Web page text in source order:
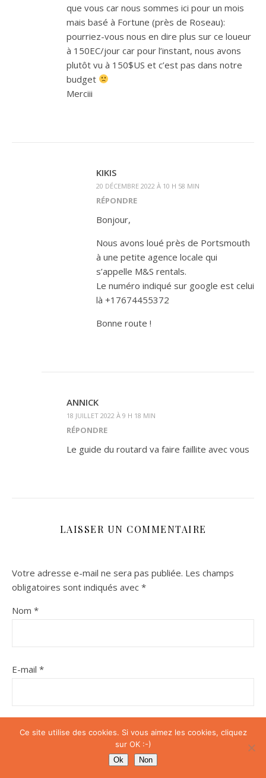
que vous car nous sommes ici pour un mois
mais basé à Fortune (près de Roseau):
pourriez-vous nous en dire plus sur ce loueur
à 150EC/jour car pour l’instant, nous avons
plutôt vu à 150$US et c’est pas dans notre
budget
Merciii
KIKIS
20 DÉCEMBRE 2022 À 10 H 58 MIN
RÉPONDRE
Bonjour,
Nous avons loué près de Portsmouth
à une petite agence locale qui
s’appelle M&S rentals.
Le numéro indiqué sur google est celui
là +17674455372
Bonne route !
ANNICK
18 JUILLET 2022 À 9 H 18 MIN
RÉPONDRE
Le guide du routard va faire faillite avec vous
LAISSER UN COMMENTAIRE
Votre adresse e-mail ne sera pas publiée. Les champs
obligatoires sont indiqués avec *
Nom *
E-mail *
Site web
Ce site utilise des cookies. Si vous aimez les cookies, cliquez
sur OK :-)
Ok Non